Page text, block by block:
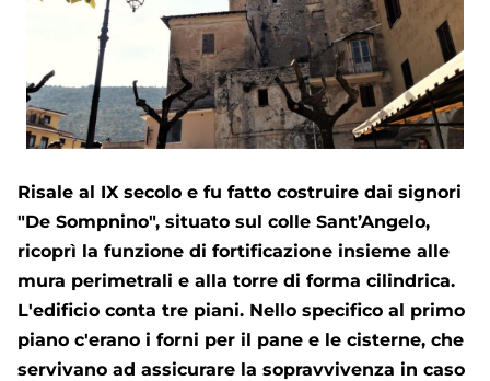
Risale al IX secolo e fu fatto costruire dai signori
"De Sompnino", situato sul colle Sant’Angelo,
ricoprì la funzione di fortificazione insieme alle
mura perimetrali e alla torre di forma cilindrica.
L'edificio conta tre piani. Nello specifico al primo
piano c'erano i forni per il pane e le cisterne, che
servivano ad assicurare la sopravvivenza in caso